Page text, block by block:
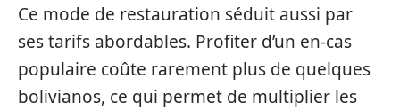
Ce mode de restauration séduit aussi par
ses tarifs abordables. Profiter d’un en-cas
populaire coûte rarement plus de quelques
bolivianos, ce qui permet de multiplier les